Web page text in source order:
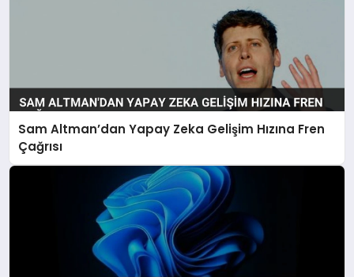
Sam Altman’dan Yapay Zeka Gelişim Hızına Fren
Çağrısı